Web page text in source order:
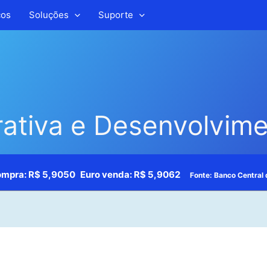
Soluções Suporte
e
R$ 5,9050 Euro venda: R$ 5,9062 Fonte: Banco Central